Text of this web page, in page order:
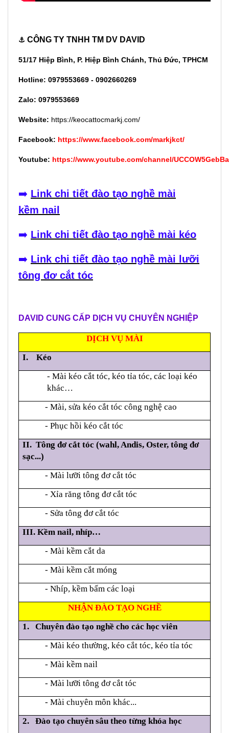
⚓ CÔNG TY TNHH TM DV DAVID
51/17 Hiệp Bình, P. Hiệp Bình Chánh, Thủ Đức, TPHCM
Hotline: 0979553669 - 0902660269
Zalo: 0979553669
Website: https://keocattocmarkj.com/
Facebook: https://www.facebook.com/markjkct/
Youtube: https://www.youtube.com/channel/
➡️ Link chi tiết đào tạo nghề mài
kềm nail
➡️ Link chi tiết đào tạo nghề mài kéo
➡️ Link chi tiết đào tạo nghề mài lưỡi
tông đơ cắt tóc
DAVID CUNG CẤP DỊCH VỤ CHUYÊN NGHIỆP
DỊCH VỤ MÀI
I. Kéo
- Mài kéo cắt tóc, kéo tỉa tóc, các loại kéo
khác…
- Mài, sửa kéo cắt tóc công nghệ cao
- Phục hồi kéo cắt tóc
II. Tông đơ cắt tóc (wahl, Andis, Oster, tông đơ
sạc...)
- Mài lưỡi tông đơ cắt tóc
- Xỉa răng tông đơ cắt tóc
- Sửa tông đơ cắt tóc
III. Kềm nail, nhíp…
- Mài kềm cắt da
- Mài kềm cắt móng
- Nhíp, kềm bấm các loại
NHẬN ĐÀO TẠO NGHỀ
1.Chuyên đào tạo nghề cho các học viên
- Mài kéo thường, kéo cắt tóc, kéo tỉa tóc
- Mài kềm nail
- Mài lưỡi tông đơ cắt tóc
- Mài chuyên môn khác...
2. Đào tạo chuyên sâu theo từng khóa học